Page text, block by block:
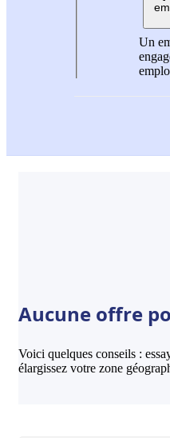
Un
Aucune offre
Voici quelques conseils :
élargissez votre zone